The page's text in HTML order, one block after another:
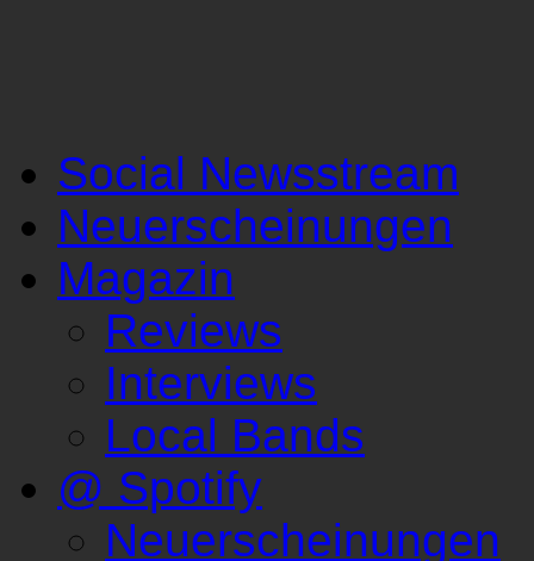
Social Newsstream
Neuerscheinungen
Magazin
Reviews
Interviews
Local Bands
@ Spotify
Neuerscheinungen